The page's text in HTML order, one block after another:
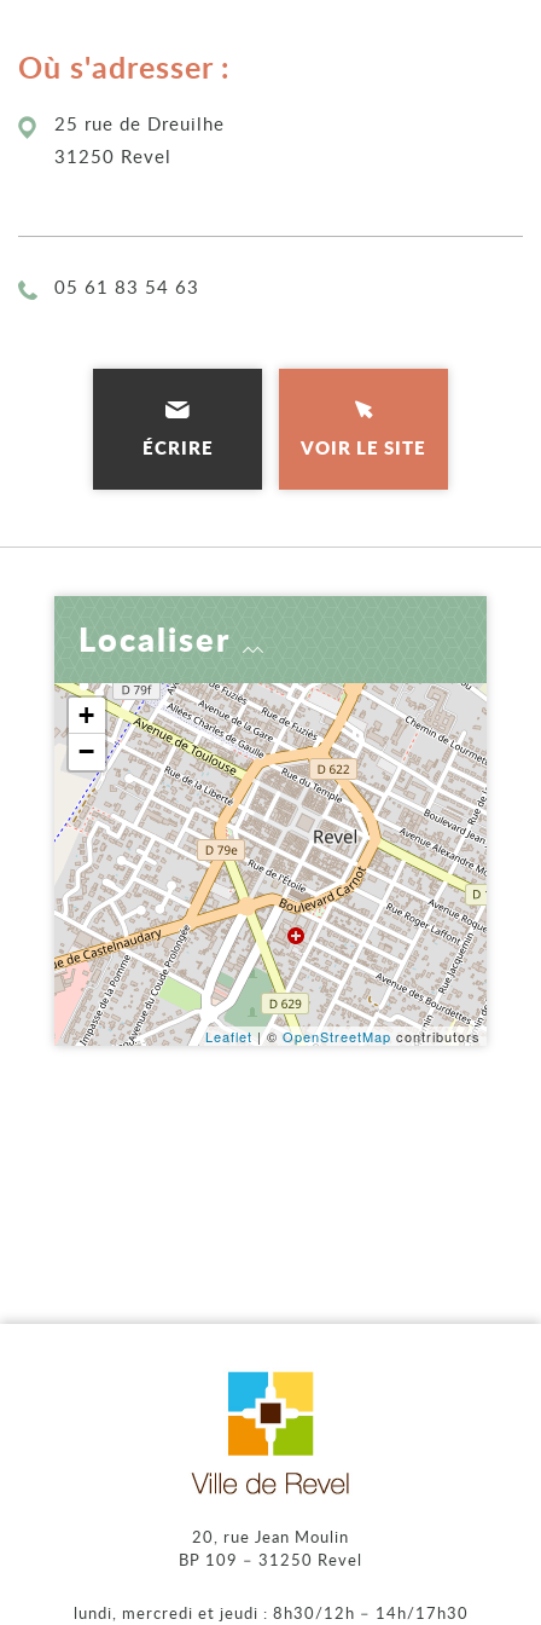
Où s'adresser :
25 rue de Dreuilhe
31250 Revel
Téléphone :
05 61 83 54 63
ÉCRIRE VOIR LE SITE
Localiser
+
−
Leaflet | ©OpenStreetMap contributors
20, rue Jean Moulin
BP 109 – 31250 Revel
lundi, mercredi et jeudi : 8h30/12h – 14h/17h30